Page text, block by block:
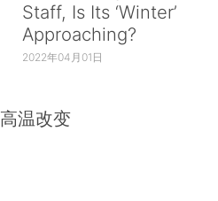
Staff, Is Its ‘Winter’
Approaching?
2022年04月01日
温改变